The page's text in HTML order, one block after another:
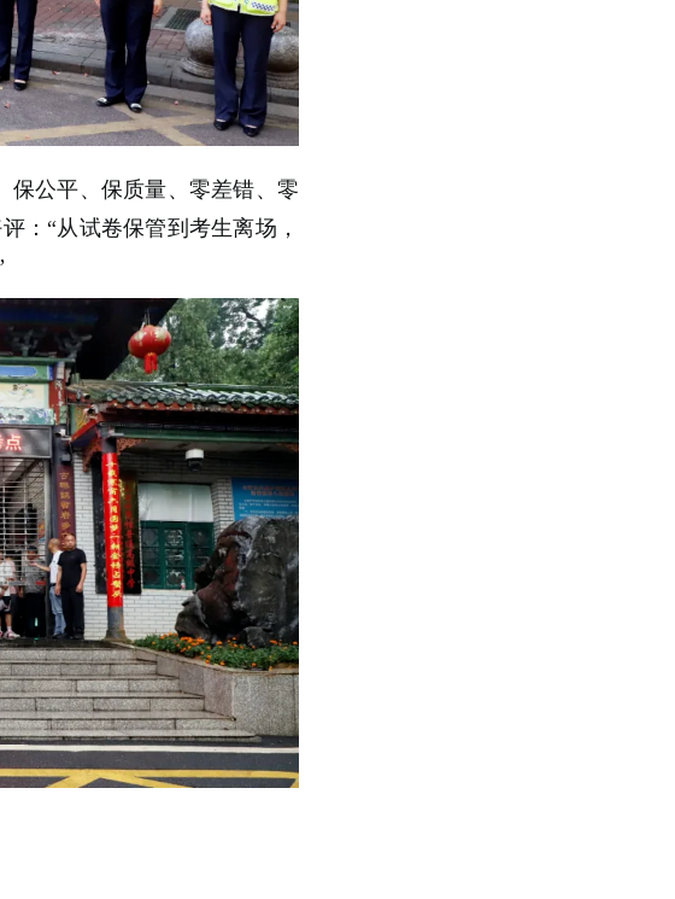
保公平、保质量、零差错、零
：“从试卷保管到考生离场，